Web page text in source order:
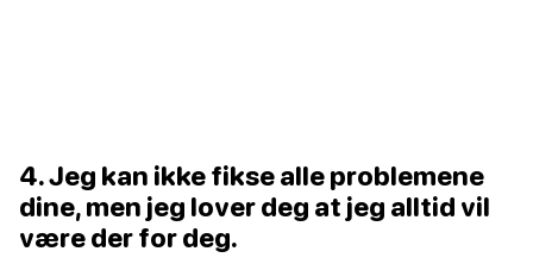
4. Jeg kan ikke fikse alle problemene
dine, men jeg lover deg at jeg alltid vil
være der for deg.